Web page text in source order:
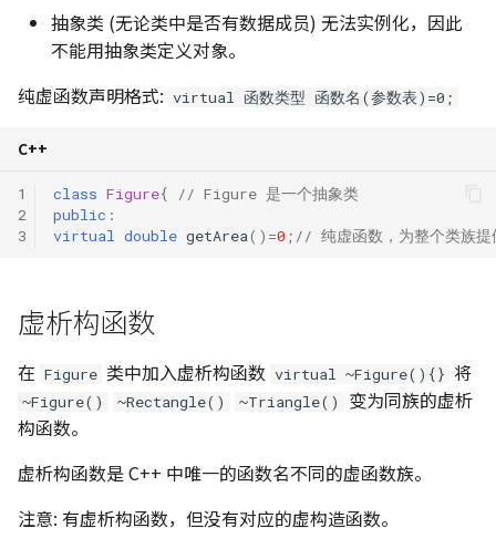
抽象类 (无论类中是否有数据成员) 无法实例化，因此
不能用抽象类定义对象。
纯虚函数声明格式: virtual 函数类型 函数名(参数表)=0;
C++
1
2
3
class Figure{
// Figure 是一个抽象类
public :
virtual
double getArea() =0 ; // 纯虚函数，为整个类族
虚析构函数
在 Figure 类中加入虚析构函数 virtual ~Figure(){} 将
~Figure() ~Rectangle() ~Triangle()
变为同族的虚析
构函数。
虚析构函数是 C++ 中唯一的函数名不同的虚函数族。
注意: 有虚析构函数，但没有对应的虚构造函数。